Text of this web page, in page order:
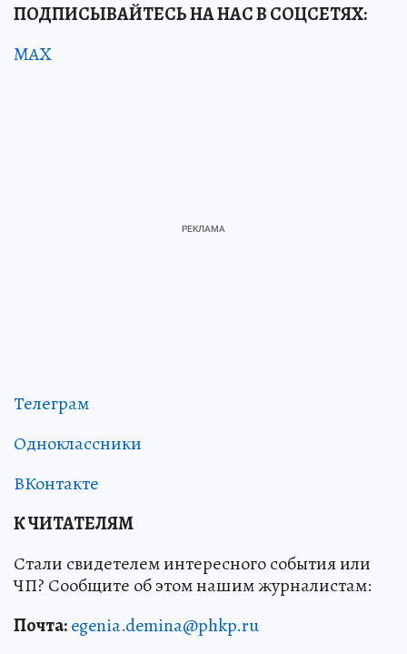
ПОДПИСЫВАЙТЕСЬ НА НАС В СОЦСЕТЯХ:
MAX
Телеграм
Одноклассники
ВКонтакте
К ЧИТАТЕЛЯМ
Стали свидетелем интересного события или
ЧП? Сообщите об этом нашим журналистам:
Почта:egenia.demina@phkp.ru